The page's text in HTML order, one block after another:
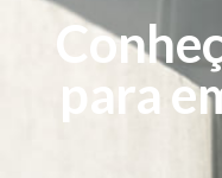
para